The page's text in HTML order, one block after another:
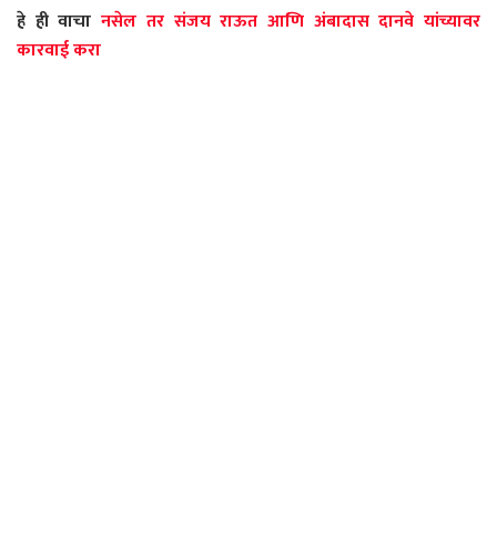
हे ही वाचानसेल तर संजय राऊत आणि अंबादास दानवे यांच्यावर
कारवाई करा